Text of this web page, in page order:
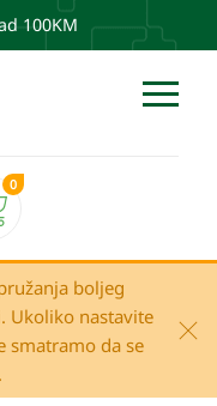
100KM
0
boljeg
Ukoliko nastavite
smatramo da se